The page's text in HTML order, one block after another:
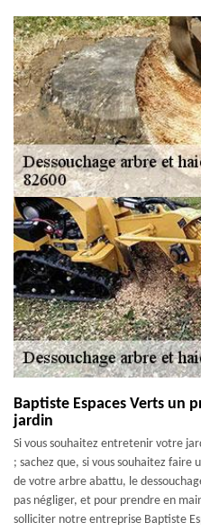
Baptiste Espaces Verts un
jardin
Si vous souhaitez entretenir votre
; sachez que, si vous souhaitez faire
de votre arbre abattu, le
pas négliger, et pour prendre en
solliciter notre entreprise Baptiste